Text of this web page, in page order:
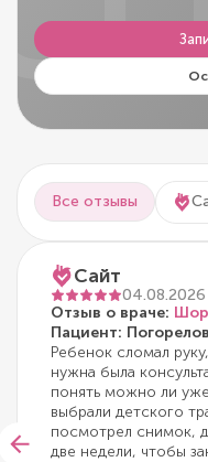
Все отзывы
Сайт
04.08.2026
Отзыв о враче:
Пациент:
Ребенок сломал
нужна была
понять можно ли
выбрали детского
посмотрел снимок,
две недели, чтобы